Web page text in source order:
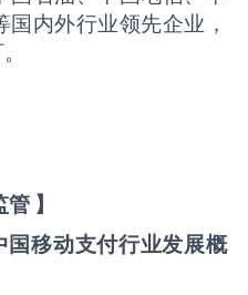
内外行业领先企业，
管 】
国移动支付行业发展概